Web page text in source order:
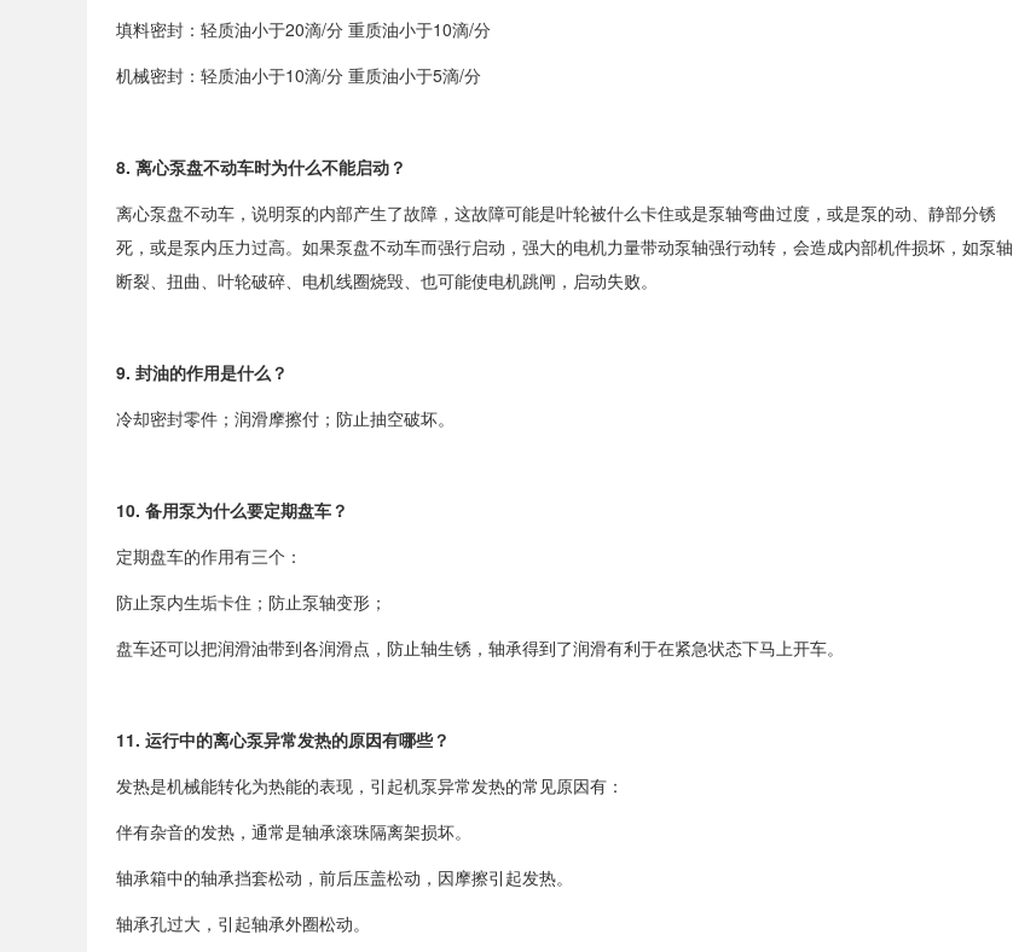
填料密封：轻质油小于20滴/分 重质油小于10滴/分
机械密封：轻质油小于10滴/分 重质油小于5滴/分
8. 离心泵盘不动车时为什么不能启动？
离心泵盘不动车，说明泵的内部产生了故障，这故障可能是叶轮被什么卡住或是泵轴弯曲过度，或是泵的动、静部分锈
死，或是泵内压力过高。如果泵盘不动车而强行启动，强大的电机力量带动泵轴强行动转，会造成内部机件损坏，如泵轴
断裂、扭曲、叶轮破碎、电机线圈烧毁、也可能使电机跳闸，启动失败。
9. 封油的作用是什么？
冷却密封零件；润滑摩擦付；防止抽空破坏。
10. 备用泵为什么要定期盘车？
定期盘车的作用有三个：
防止泵内生垢卡住；防止泵轴变形；
盘车还可以把润滑油带到各润滑点，防止轴生锈，轴承得到了润滑有利于在紧急状态下马上开车。
11. 运行中的离心泵异常发热的原因有哪些？
发热是机械能转化为热能的表现，引起机泵异常发热的常见原因有：
伴有杂音的发热，通常是轴承滚珠隔离架损坏。
轴承箱中的轴承挡套松动，前后压盖松动，因摩擦引起发热。
轴承孔过大，引起轴承外圈松动。